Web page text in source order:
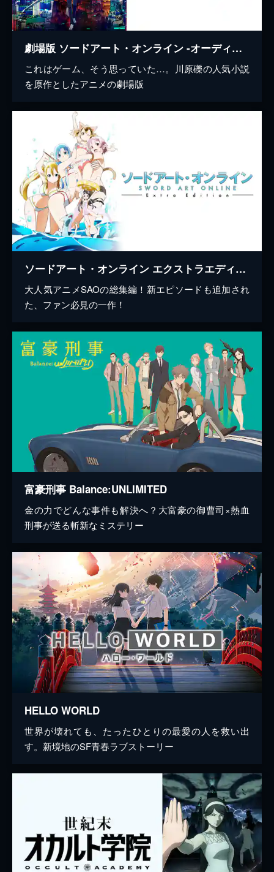
劇場版 ソードアート・オンライン -オーディナル・スケール-
これはゲーム、そう思っていた…。川原礫の人気小説
を原作としたアニメの劇場版
ソードアート・オンライン エクストラエディション
大人気アニメSAOの総集編！新エピソードも追加され
た、ファン必見の一作！
富豪刑事 Balance:UNLIMITED
金の力でどんな事件も解決へ？大富豪の御曹司×熱血
刑事が送る斬新なミステリー
HELLO WORLD
世界が壊れても、たったひとりの最愛の人を救い出
す。新境地のSF青春ラブストーリー